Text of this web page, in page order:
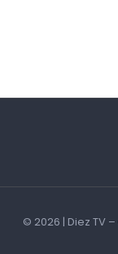
© 2026 | Diez TV –